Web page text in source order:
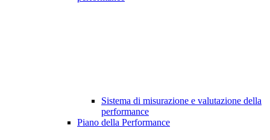
Sistema di misurazione e valutazione della
performance
Piano della Performance